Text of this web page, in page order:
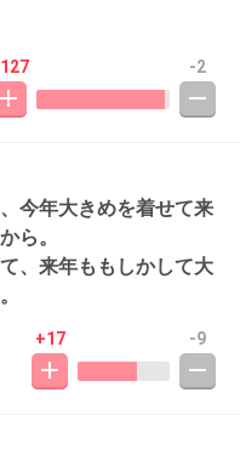
-2
今年大きめを着せて来
ら。
、来年ももしかして大
+17 -9